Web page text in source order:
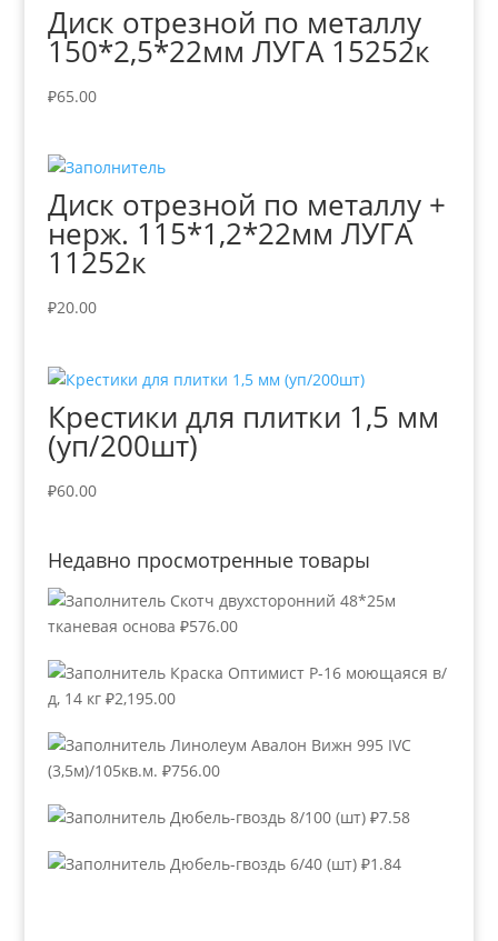
Диск отрезной по металлу
150*2,5*22мм ЛУГА 15252к
₽65.00
Диск отрезной по металлу +
нерж. 115*1,2*22мм ЛУГА
11252к
₽20.00
Крестики для плитки 1,5 мм
(уп/200шт)
₽60.00
Недавно просмотренные товары
Скотч двухсторонний 48*25м
тканевая основа ₽576.00
Краска Оптимист Р-16 моющаяся в/
д, 14 кг ₽2,195.00
Линолеум Авалон Вижн 995 IVC
(3,5м)/105кв.м. ₽756.00
Дюбель-гвоздь 8/100 (шт) ₽7.58
Дюбель-гвоздь 6/40 (шт) ₽1.84